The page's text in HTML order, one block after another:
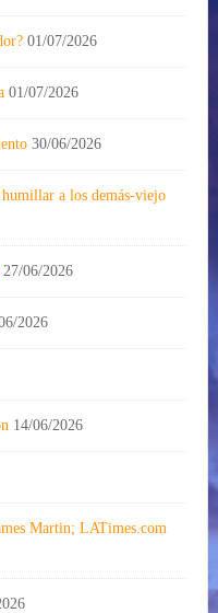
01/07/2026
01/07/2026
30/06/2026
a los demás-viejo
27/06/2026
2026
14/06/2026
Martin; LATimes.com